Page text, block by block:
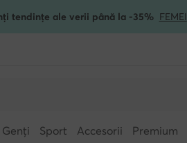
tendințe ale verii până la -35% FEMEI
Genți Sport Accesorii Premium